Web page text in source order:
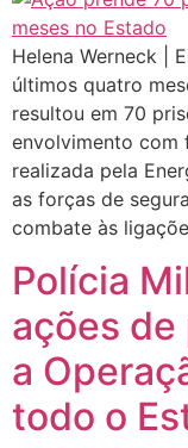
Helena Werneck |
últimos quatro
resultou em 70
envolvimento com
realizada pela
as forças de
combate às
Polícia
ações
a
todo o